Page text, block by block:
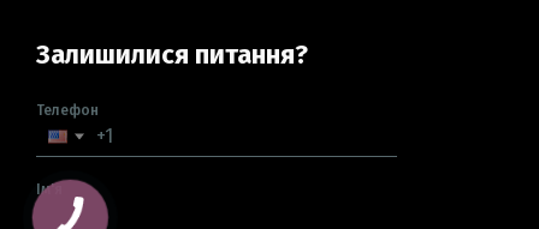
Залишилися питання?
Телефон
Ім'я